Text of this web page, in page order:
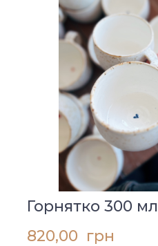
Горнятко 300 мл
820,00  грн